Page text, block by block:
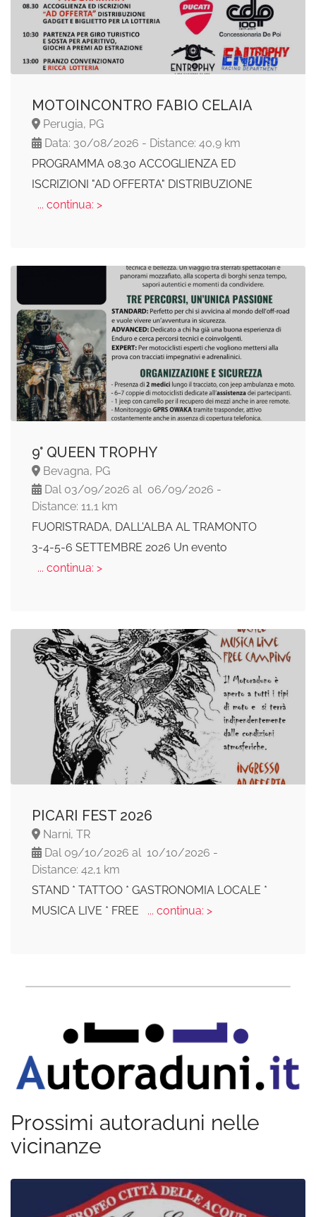
MOTOINCONTRO FABIO CELAIA
Perugia, PG
Data: 30/08/2026 - Distance: 40,9 km
PROGRAMMA 08.30 ACCOGLIENZA ED
ISCRIZIONI "AD OFFERTA" DISTRIBUZIONE
... continua: >
9° QUEEN TROPHY
Bevagna, PG
Dal 03/09/2026 al 06/09/2026 -
Distance: 11,1 km
FUORISTRADA, DALL'ALBA AL TRAMONTO
3-4-5-6 SETTEMBRE 2026 Un evento
... continua: >
PICARI FEST 2026
Narni, TR
Dal 09/10/2026 al 10/10/2026 -
Distance: 42,1 km
STAND * TATTOO * GASTRONOMIA LOCALE *
MUSICA LIVE * FREE
... continua: >
Prossimi autoraduni nelle
vicinanze